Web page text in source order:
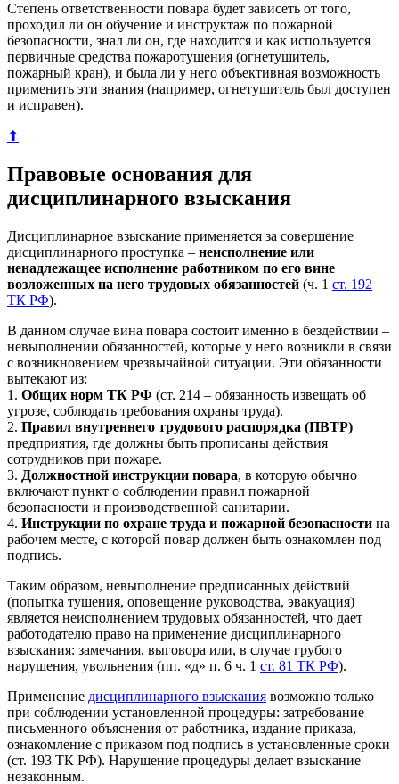
Степень ответственности повара будет зависеть от того,
проходил ли он обучение и инструктаж по пожарной
безопасности, знал ли он, где находится и как используется
первичные средства пожаротушения (огнетушитель,
пожарный кран), и была ли у него объективная возможность
применить эти знания (например, огнетушитель был доступен
и исправен).
⬆
Правовые основания для
дисциплинарного взыскания
Дисциплинарное взыскание применяется за совершение
дисциплинарного проступка – неисполнение или
ненадлежащее исполнение работником по его вине
возложенных на него трудовых обязанностей (ч. 1 ст. 192
ТК РФ).
В данном случае вина повара состоит именно в бездействии –
невыполнении обязанностей, которые у него возникли в связи
с возникновением чрезвычайной ситуации. Эти обязанности
вытекают из:
1. Общих норм ТК РФ (ст. 214 – обязанность извещать об
угрозе, соблюдать требования охраны труда).
2. Правил внутреннего трудового распорядка (ПВТР)
предприятия, где должны быть прописаны действия
сотрудников при пожаре.
3. Должностной инструкции повара, в которую обычно
включают пункт о соблюдении правил пожарной
безопасности и производственной санитарии.
4. Инструкции по охране труда и пожарной безопасности на
рабочем месте, с которой повар должен быть ознакомлен под
подпись.
Таким образом, невыполнение предписанных действий
(попытка тушения, оповещение руководства, эвакуация)
является неисполнением трудовых обязанностей, что дает
работодателю право на применение дисциплинарного
взыскания: замечания, выговора или, в случае грубого
нарушения, увольнения (пп. «д» п. 6 ч. 1 ст. 81 ТК РФ).
Применение дисциплинарного взыскания возможно только
при соблюдении установленной процедуры: затребование
письменного объяснения от работника, издание приказа,
ознакомление с приказом под подпись в установленные сроки
(ст. 193 ТК РФ). Нарушение процедуры делает взыскание
незаконным.